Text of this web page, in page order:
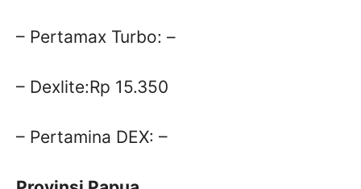
– Pertamax Turbo: –
– Dexlite:Rp 15.350
– Pertamina DEX: –